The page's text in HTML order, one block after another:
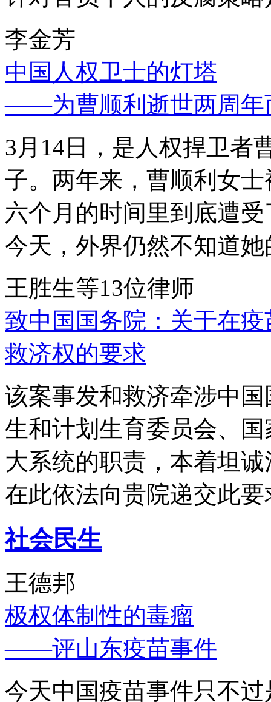
李金芳
中国人权卫士的灯塔
——为曹顺利逝世两周年
3月14日，是人权捍卫者
子。两年来，曹顺利女
六个月的时间里到底遭
今天，外界仍然不知道
王胜生等13位律师
致中国国务院：关于在
救济权的要求
该案事发和救济牵涉中
生和计划生育委员会、
大系统的职责，本着坦
在此依法向贵院递交此要
社会民生
王德邦
极权体制性的毒瘤
——评山东疫苗事件
今天中国疫苗事件只不